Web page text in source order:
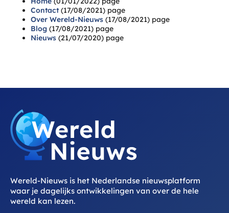
Contact(17/08/2021) page
Over Wereld-Nieuws (17/08/2021) page
Blog (17/08/2021) page
Nieuws (21/07/2020) page
Wereld-Nieuws is het Nederlandse nieuwsplatform
waar je dagelijks ontwikkelingen van over de hele
wereld kan lezen.